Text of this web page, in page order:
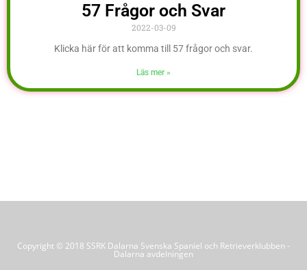
57 Frågor och Svar
2022-03-09
Klicka här för att komma till 57 frågor och svar.
Läs mer »
Copyright © 2018 SSRK Dalarna Svenska Spaniel och Retrieverklubben -
Dalarna avdelningen